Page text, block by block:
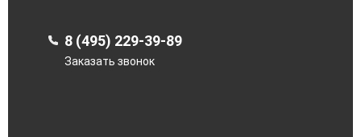
8 (495) 229-39-89
Заказать звонок